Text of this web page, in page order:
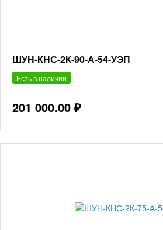
ШУН-КНС-2К-90-А-54-УЭП
Есть в наличии
201 000.00 ₽